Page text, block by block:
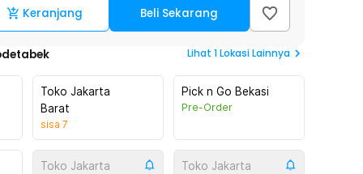
Keranjang Beli Sekarang
Lihat 1Lokasi Lainnya
Toko Jakarta
Barat
sisa 7
Pick n Go Bekasi
Pre-Order
Toko Jakarta
Toko Jakarta